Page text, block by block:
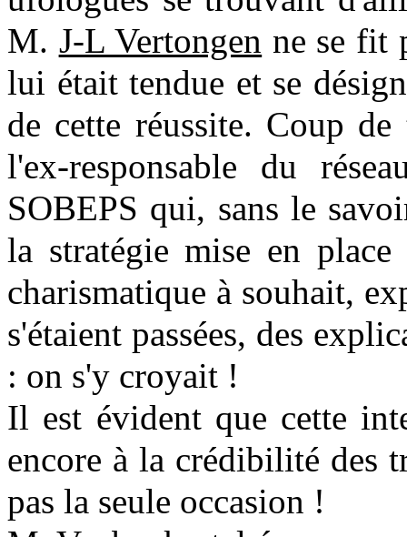
M. J-L Vertongen ne se fit
lui était tendue et se
de cette réussite. Coup
l'ex-responsable du
SOBEPS qui, sans le
la stratégie mise en
charismatique à souhait,
s'étaient passées, des
: on s'y croyait !
Il est évident que cette
encore à la crédibilité des
pas la seule occasion !